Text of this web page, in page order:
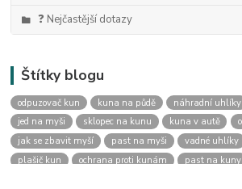
❓ Nejčastější dotazy
Štítky blogu
odpuzovač kun kuna na půdě náhradní uhlíky
jed na myši
sklopec na kunu kuna v autě
jak se zbavit myší
past na myši vadné uhlíky
plašič kun
ochrana proti kunám
past na kuny